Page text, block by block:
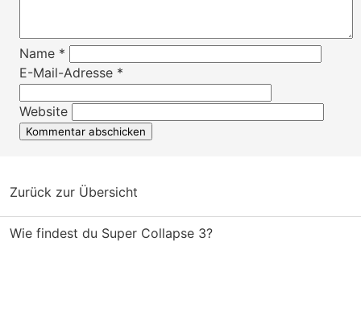
Name *
E-Mail-Adresse *
Website
Zurück zur Übersicht
Wie findest du Super Collapse 3?